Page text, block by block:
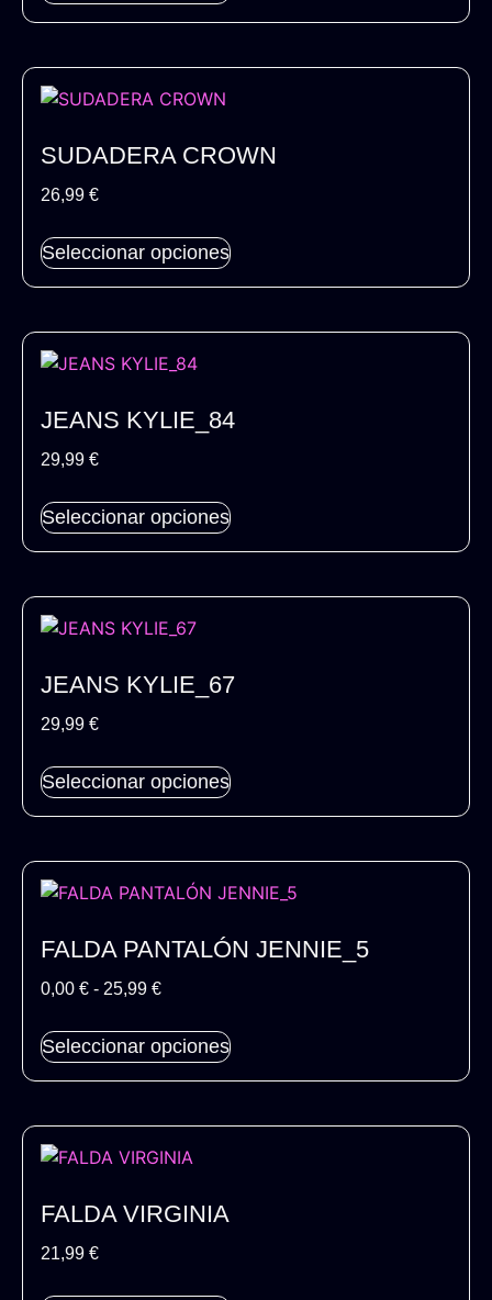
SUDADERA CROWN
26,99 €
Seleccionar opciones
JEANS KYLIE_84
29,99 €
Seleccionar opciones
JEANS KYLIE_67
29,99 €
Seleccionar opciones
FALDA PANTALÓN JENNIE_5
0,00 € - 25,99 €
Seleccionar opciones
FALDA VIRGINIA
21,99 €